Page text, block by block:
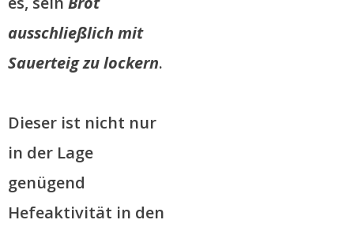
ausschließlich mit
Sauerteig zu lockern.
Dieser ist nicht nur
in der Lage
genügend
Hefeaktivität in den